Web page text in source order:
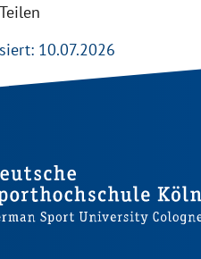
Teilen
10.07.2026